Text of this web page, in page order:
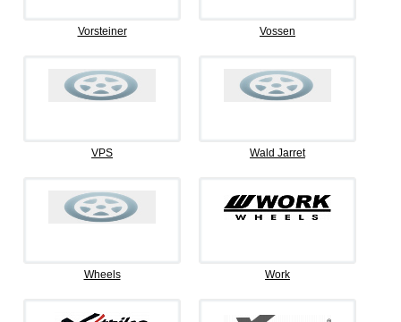
Vorsteiner Vossen
VPS Wald Jarret
Wheels Work